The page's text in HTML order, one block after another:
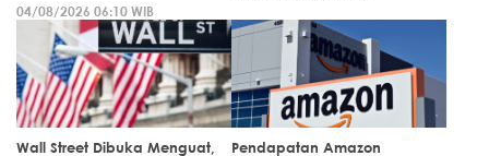
04/08/2026 06:10 WIB
Wall Street Dibuka Menguat,
Pendapatan Amazon